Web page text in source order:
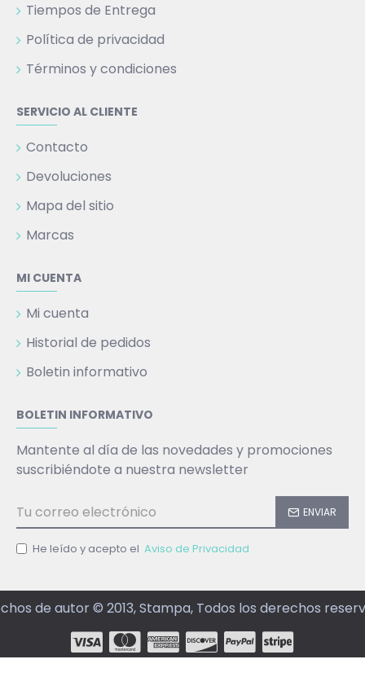
Tiempos de Entrega
Política de privacidad
Términos y condiciones
SERVICIO AL CLIENTE
Contacto
Devoluciones
Mapa del sitio
Marcas
MI CUENTA
Mi cuenta
Historial de pedidos
Boletin informativo
BOLETIN INFORMATIVO
Mantente al día de las novedades y promociones
suscribiéndote a nuestra newsletter
ENVIAR
He leído y acepto el Aviso de Privacidad
de autor © 2013, Stampa, Todos los derechos